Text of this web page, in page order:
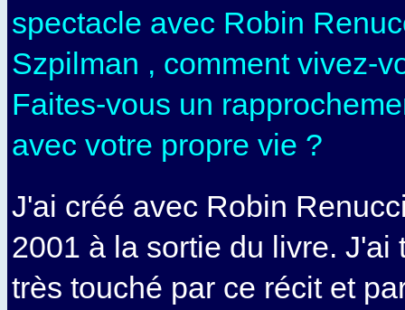
spectacle avec Robin
Szpilman , comment vivez-
Faites-vous un
avec votre propre vie ?
J'ai créé avec Robin
2001 à la sortie du livre. J'ai
très touché par ce récit et